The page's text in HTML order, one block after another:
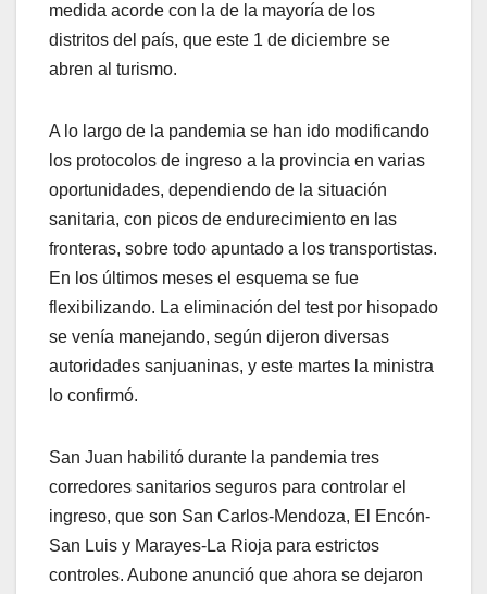
medida acorde con la de la mayoría de los
distritos del país, que este 1 de diciembre se
abren al turismo.
A lo largo de la pandemia se han ido modificando
los protocolos de ingreso a la provincia en varias
oportunidades, dependiendo de la situación
sanitaria, con picos de endurecimiento en las
fronteras, sobre todo apuntado a los transportistas.
En los últimos meses el esquema se fue
flexibilizando. La eliminación del test por hisopado
se venía manejando, según dijeron diversas
autoridades sanjuaninas, y este martes la ministra
lo confirmó.
San Juan habilitó durante la pandemia tres
corredores sanitarios seguros para controlar el
ingreso, que son San Carlos-Mendoza, El Encón-
San Luis y Marayes-La Rioja para estrictos
controles. Aubone anunció que ahora se dejaron